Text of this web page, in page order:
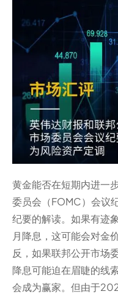
黄金能否在短期内进一
委员会（FOMC）会议
纪要的解读。如果有迹
月降息，这可能会对金
反，如果联邦公开市场
降息可能迫在眉睫的线
会成为赢家。但由于